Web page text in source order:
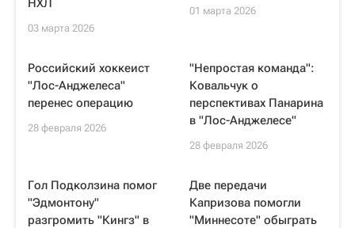
НХЛ
03 марта 2026
01 марта 2026
Российский хоккеист
"Лос-Анджелеса"
перенес операцию
28 февраля 2026
"Непростая команда":
Ковальчук о
перспективах Панарина
в "Лос-Анджелесе"
28 февраля 2026
Гол Подколзина помог
"Эдмонтону"
разгромить "Кингз" в
Две передачи
Капризова помогли
"Миннесоте" обыграть